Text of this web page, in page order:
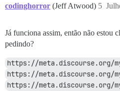
codinghorror (Jeff Atwood) 5
Já funciona assim, então não estou
pedindo?
https://meta.discourse.org/
https://meta.discourse.org/
https://meta.discourse.org/